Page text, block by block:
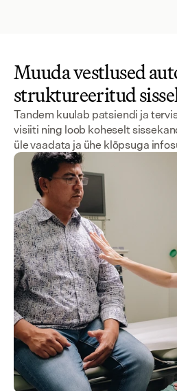
Muuda vestlused
struktureeritud
Tandem kuulab patsiendi ja
visiiti ning loob koheselt
üle vaadata ja ühe klõpsuga